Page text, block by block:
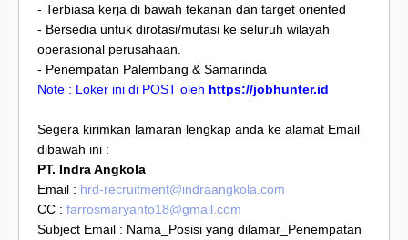
- Terbiasa kerja di bawah tekanan dan target oriented
- Bersedia untuk dirotasi/mutasi ke seluruh wilayah
operasional perusahaan.
- Penempatan Palembang & Samarinda
Note : Loker ini di POST oleh https://jobhunter.id
Segera kirimkan lamaran lengkap anda ke alamat Email
dibawah ini :
PT. Indra Angkola
Email : hrd-recruitment@indraangkola.com
CC : farrosmaryanto18@gmail.com
Subject Email : Nama_Posisi yang dilamar_Penempatan